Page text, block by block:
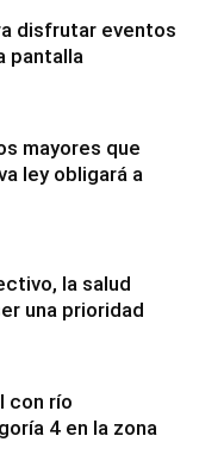
disfrutar eventos
pantalla
mayores que
ley obligará a
la salud
una prioridad
con río
4 en la zona